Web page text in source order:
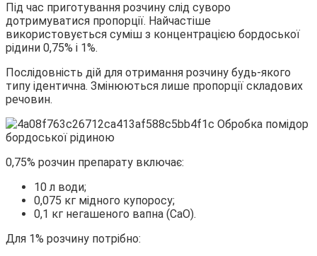
Під час приготування розчину слід суворо
дотримуватися пропорції. Найчастіше
використовується суміш з концентрацією бордоської
рідини 0,75% і 1%.
Послідовність дій для отримання розчину будь-якого
типу ідентична. Змінюються лише пропорції складових
речовин.
0,75% розчин препарату включає:
10 л води;
0,075 кг мідного купоросу;
0,1 кг негашеного вапна (СаО).
Для 1% розчину потрібно: